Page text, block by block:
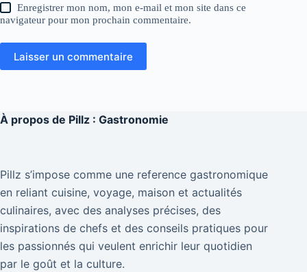
Enregistrer mon nom, mon e-mail et mon site dans ce
navigateur pour mon prochain commentaire.
Laisser un commentaire
À propos de Pillz : Gastronomie
Pillz s’impose comme une reference gastronomique
en reliant cuisine, voyage, maison et actualités
culinaires, avec des analyses précises, des
inspirations de chefs et des conseils pratiques pour
les passionnés qui veulent enrichir leur quotidien
par le goût et la culture.